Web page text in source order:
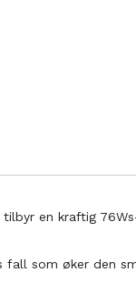
en kraftig
som øker den